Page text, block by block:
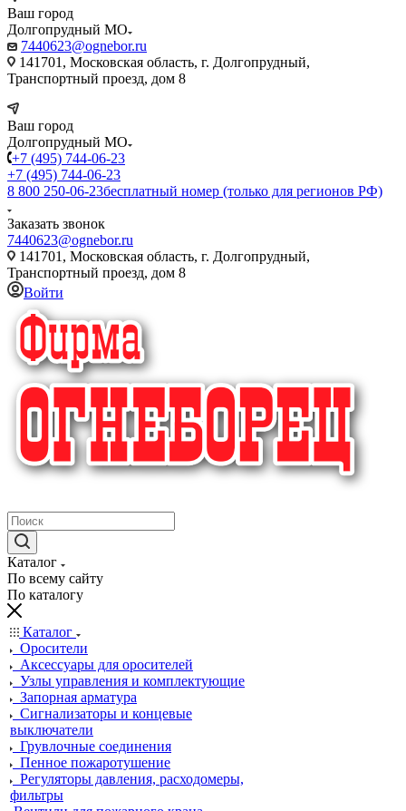
Ваш город
Долгопрудный МО
7440623@ognebor.ru
141701, Московская область, г. Долгопрудный,
Транспортный проезд, дом 8
Ваш город
Долгопрудный МО
+7 (495) 744-06-23
+7 (495) 744-06-23
8 800 250-06-23бесплатный номер (только для регионов РФ)
Заказать звонок
7440623@ognebor.ru
141701, Московская область, г. Долгопрудный,
Транспортный проезд, дом 8
Войти
Каталог
По всему сайту
По каталогу
Каталог
Оросители
Аксессуары для оросителей
Узлы управления и комплектующие
Запорная арматура
Сигнализаторы и концевые
выключатели
Грувлочные соединения
Пенное пожаротушение
Регуляторы давления, расходомеры,
фильтры